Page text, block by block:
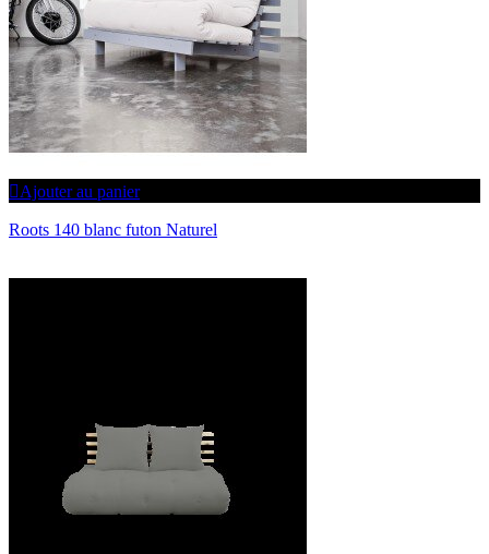
Ajouter au panier
Roots 140 blanc futon Naturel